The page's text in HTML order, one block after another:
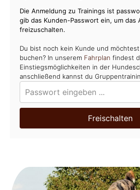
Die Anmeldung zu Trainings ist
gib das Kunden-Passwort ein, um das
freizuschalten.
Du bist noch kein Kunde und
buchen? In unserem Fahrplan findest
Einstiegsmöglichkeiten in der
anschließend kannst du
Freischalten